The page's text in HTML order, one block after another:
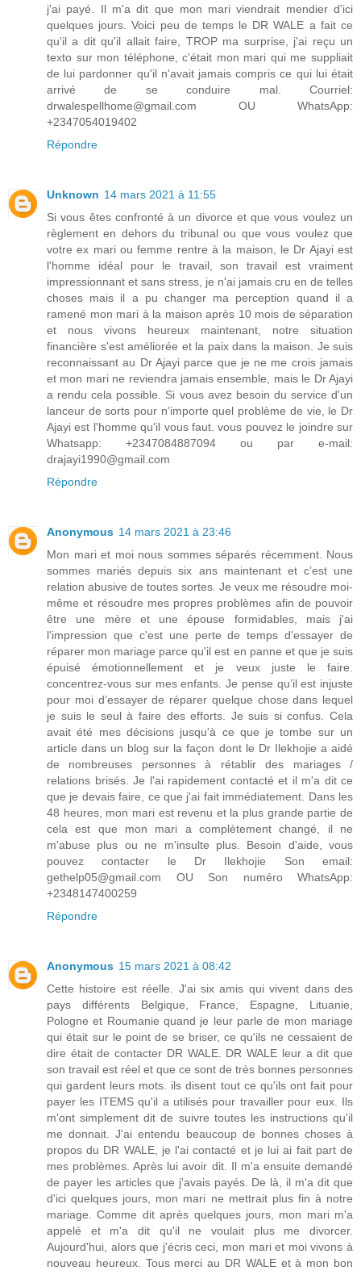
j'ai payé. Il m'a dit que mon mari viendrait mendier d'ici
quelques jours. Voici peu de temps le DR WALE a fait ce
qu'il a dit qu'il allait faire, TROP ma surprise, j'ai reçu un
texto sur mon téléphone, c'était mon mari qui me suppliait
de lui pardonner qu'il n'avait jamais compris ce qui lui était
arrivé de se conduire mal. Courriel:
drwalespellhome@gmail.com OU WhatsApp:
+2347054019402
Répondre
Unknown 14 mars 2021 à 11:55
Si vous êtes confronté à un divorce et que vous voulez un
règlement en dehors du tribunal ou que vous voulez que
votre ex mari ou femme rentre à la maison, le Dr Ajayi est
l'homme idéal pour le travail, son travail est vraiment
impressionnant et sans stress, je n'ai jamais cru en de telles
choses mais il a pu changer ma perception quand il a
ramené mon mari à la maison après 10 mois de séparation
et nous vivons heureux maintenant, notre situation
financière s'est améliorée et la paix dans la maison. Je suis
reconnaissant au Dr Ajayi parce que je ne me crois jamais
et mon mari ne reviendra jamais ensemble, mais le Dr Ajayi
a rendu cela possible. Si vous avez besoin du service d'un
lanceur de sorts pour n'importe quel problème de vie, le Dr
Ajayi est l'homme qu'il vous faut. vous pouvez le joindre sur
Whatsapp: +2347084887094 ou par e-mail:
drajayi1990@gmail.com
Répondre
Anonymous 14 mars 2021 à 23:46
Mon mari et moi nous sommes séparés récemment. Nous
sommes mariés depuis six ans maintenant et c’est une
relation abusive de toutes sortes. Je veux me résoudre moi-
même et résoudre mes propres problèmes afin de pouvoir
être une mère et une épouse formidables, mais j'ai
l'impression que c'est une perte de temps d'essayer de
réparer mon mariage parce qu'il est en panne et que je suis
épuisé émotionnellement et je veux juste le faire.
concentrez-vous sur mes enfants. Je pense qu’il est injuste
pour moi d’essayer de réparer quelque chose dans lequel
je suis le seul à faire des efforts. Je suis si confus. Cela
avait été mes décisions jusqu'à ce que je tombe sur un
article dans un blog sur la façon dont le Dr Ilekhojie a aidé
de nombreuses personnes à rétablir des mariages /
relations brisés. Je l'ai rapidement contacté et il m'a dit ce
que je devais faire, ce que j'ai fait immédiatement. Dans les
48 heures, mon mari est revenu et la plus grande partie de
cela est que mon mari a complètement changé, il ne
m'abuse plus ou ne m'insulte plus. Besoin d'aide, vous
pouvez contacter le Dr Ilekhojie Son email:
gethelp05@gmail.com OU Son numéro WhatsApp:
+2348147400259
Répondre
Anonymous 15 mars 2021 à 08:42
Cette histoire est réelle. J'ai six amis qui vivent dans des
pays différents Belgique, France, Espagne, Lituanie,
Pologne et Roumanie quand je leur parle de mon mariage
qui était sur le point de se briser, ce qu'ils ne cessaient de
dire était de contacter DR WALE. DR WALE leur a dit que
son travail est réel et que ce sont de très bonnes personnes
qui gardent leurs mots. ils disent tout ce qu'ils ont fait pour
payer les ITEMS qu'il a utilisés pour travailler pour eux. Ils
m'ont simplement dit de suivre toutes les instructions qu'il
me donnait. J'ai entendu beaucoup de bonnes choses à
propos du DR WALE, je l'ai contacté et je lui ai fait part de
mes problèmes. Après lui avoir dit. Il m'a ensuite demandé
de payer les articles que j'avais payés. De là, il m'a dit que
d'ici quelques jours, mon mari ne mettrait plus fin à notre
mariage. Comme dit après quelques jours, mon mari m'a
appelé et m'a dit qu'il ne voulait plus me divorcer.
Aujourd'hui, alors que j'écris ceci, mon mari et moi vivons à
nouveau heureux. Tous merci au DR WALE et à mon bon